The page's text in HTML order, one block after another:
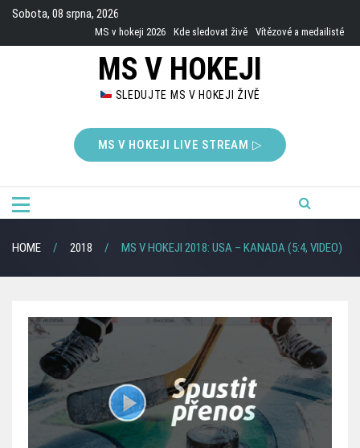
Skip
content
Sobota, 08 srpna, 2026
MS v hokeji 2026 Kde sledovat živě Vítězové a medailisté
MS V HOKEJI
SLEDUJTE MS V HOKEJI ŽIVĚ
MS V HOKEJI LIVE STREAM ▷
HOME 2018 MS V HOKEJI 2018: USA – KANADA (5:4, VIDEO)